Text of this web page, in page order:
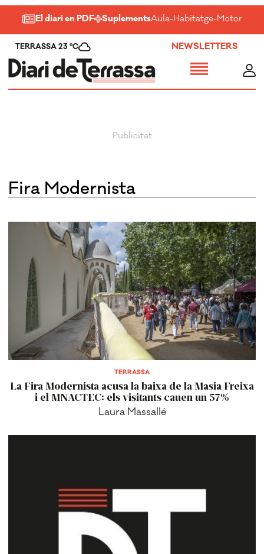
El diari en PDF SuplementsAula-Habitatge-Motor-
TERRASSA 23 ºC NEWSLETTERS
Fira Modernista
TERRASSA
La Fira Modernista acusa la baixa de la Masia Freixa
i el MNACTEC: els visitants cauen un 57%
Laura Massallé